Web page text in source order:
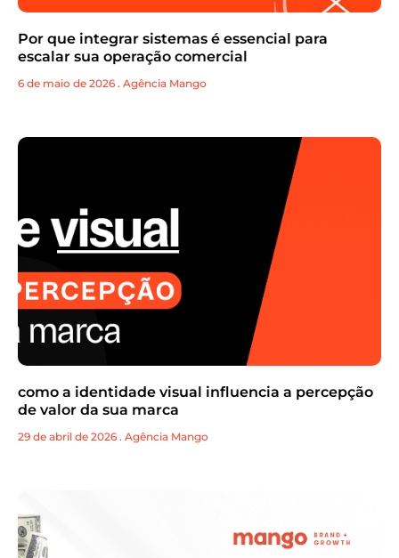
Por que integrar sistemas é essencial para
escalar sua operação comercial
6 de maio de 2026 . Agência Mango
como a identidade visual influencia a percepção
de valor da sua marca
29 de abril de 2026 . Agência Mango